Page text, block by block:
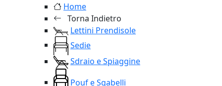
Home
Torna Indietro
Lettini Prendisole
Sedie
Sdraio e Spiaggine
Pouf e Sgabelli